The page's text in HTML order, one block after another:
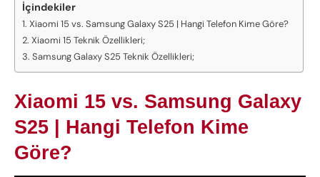
İçindekiler
Xiaomi 15 vs. Samsung Galaxy S25 | Hangi Telefon Kime Göre?
Xiaomi 15 Teknik Özellikleri;
Samsung Galaxy S25 Teknik Özellikleri;
Xiaomi 15 vs. Samsung Galaxy
S25 | Hangi Telefon Kime
Göre?